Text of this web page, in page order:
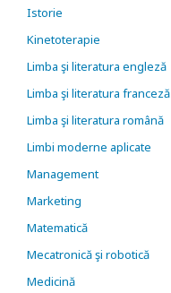
Istorie
Kinetoterapie
Limba şi literatura engleză
Limba şi literatura franceză
Limba şi literatura română
Limbi moderne aplicate
Management
Marketing
Matematică
Mecatronică şi robotică
Medicină